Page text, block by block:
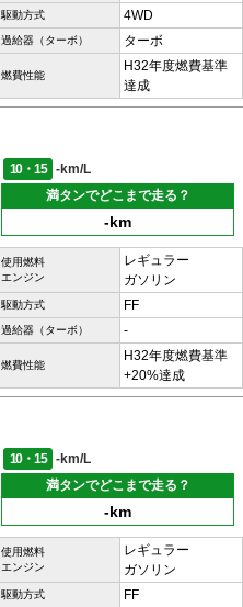
駆動方式 4WD
過給器（ターボ） ターボ
燃費性能
H32年度燃費基準
達成
10・15
-km/L
満タンでどこまで走る？
-km
使用燃料
エンジン
レギュラー
ガソリン
駆動方式 FF
過給器（ターボ） -
燃費性能
H32年度燃費基準
+20%達成
10・15
-km/L
満タンでどこまで走る？
-km
使用燃料
エンジン
レギュラー
ガソリン
駆動方式 FF